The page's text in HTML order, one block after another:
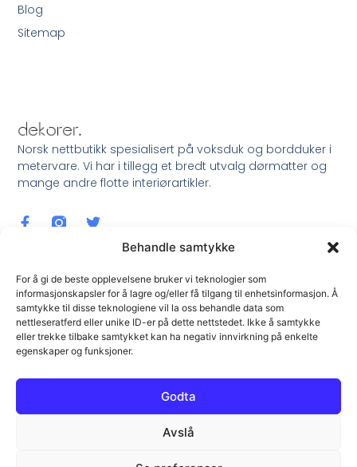
Behandle samtykke
For å gi de beste opplevelsene bruker vi teknologier som
informasjonskapsler for å lagre og/eller få tilgang til enhetsinformasjon. Å
samtykke til disse teknologiene vil la oss behandle data som
nettleseratferd eller unike ID-er på dette nettstedet. Ikke å samtykke
eller trekke tilbake samtykket kan ha negativ innvirkning på enkelte
egenskaper og funksjoner.
Godta
Avslå
Norsk nettbutikk spesialisert på voksduk og bordduker i
metervare. Vi har i tillegg et bredt utvalg dørmatter og
mange andre flotte interiørartikler.
Blog
Sitemap
Meld Deg På Nyhetsbrev !